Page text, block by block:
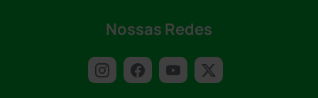
Nossas Redes